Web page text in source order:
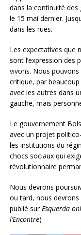
dans la continuité
le 15 mai dernier.
dans les rues.
Les expectatives que
sont l’expression des
vivons. Nous
critique, par
avec les autres dans
gauche, mais
Le gouvernement
avec un projet
les institutions du
chocs sociaux qui
révolutionnaire
Nous devrons
ou tard, nous
publié surEsquerda
l’Encontre)